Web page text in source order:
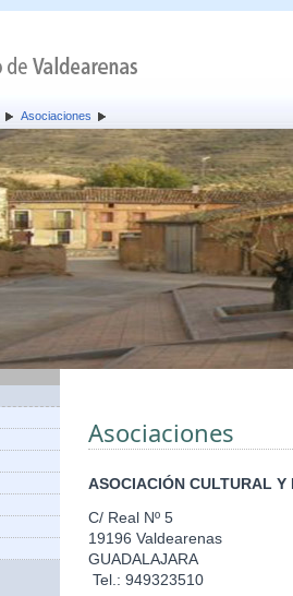
Asociaciones
Asociaciones
ASOCIACIÓN CULTURAL Y
C/ Real Nº 5
19196 Valdearenas
GUADALAJARA
Tel.: 949323510